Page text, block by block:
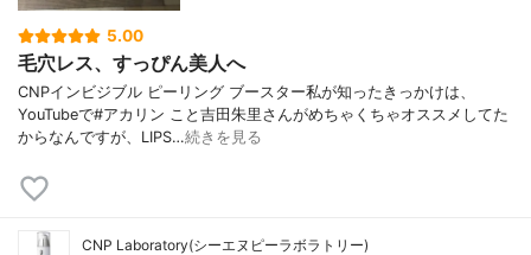
5.00
毛穴レス、すっぴん美人へ
CNPインビジブル ピーリング ブースター私が知ったきっかけは、
YouTubeで#アカリン こと吉田朱里さんがめちゃくちゃオススメしてた
からなんですが、LIPS…続きを見る
CNP Laboratory(シーエヌピーラボラトリー)